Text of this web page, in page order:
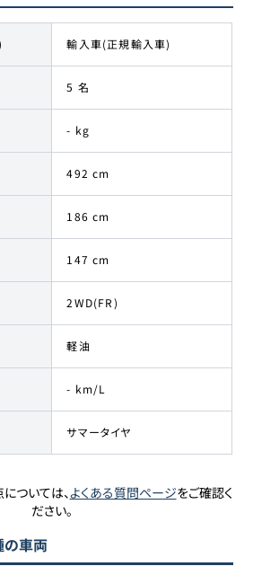
輸入車(正規輸入車)
5 名
- kg
492 cm
186 cm
147 cm
2WD(FR)
軽油
- km/L
サマータイヤ
ついては、よくある質問ページをご確認く
ださい。
の車両